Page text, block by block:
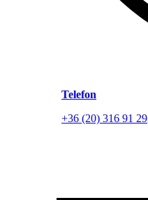
Telefon
+36 (20) 316 91 29